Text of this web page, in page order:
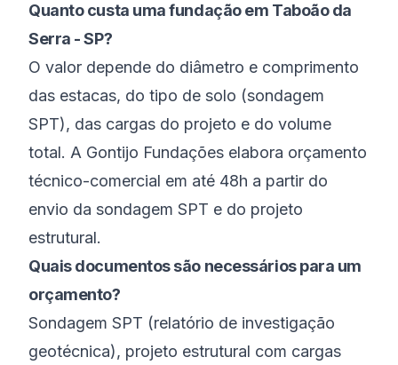
Quanto custa uma fundação em Taboão da
Serra - SP?
O valor depende do diâmetro e comprimento
das estacas, do tipo de solo (sondagem
SPT), das cargas do projeto e do volume
total. A Gontijo Fundações elabora orçamento
técnico-comercial em até 48h a partir do
envio da sondagem SPT e do projeto
estrutural.
Quais documentos são necessários para um
orçamento?
Sondagem SPT (relatório de investigação
geotécnica), projeto estrutural com cargas